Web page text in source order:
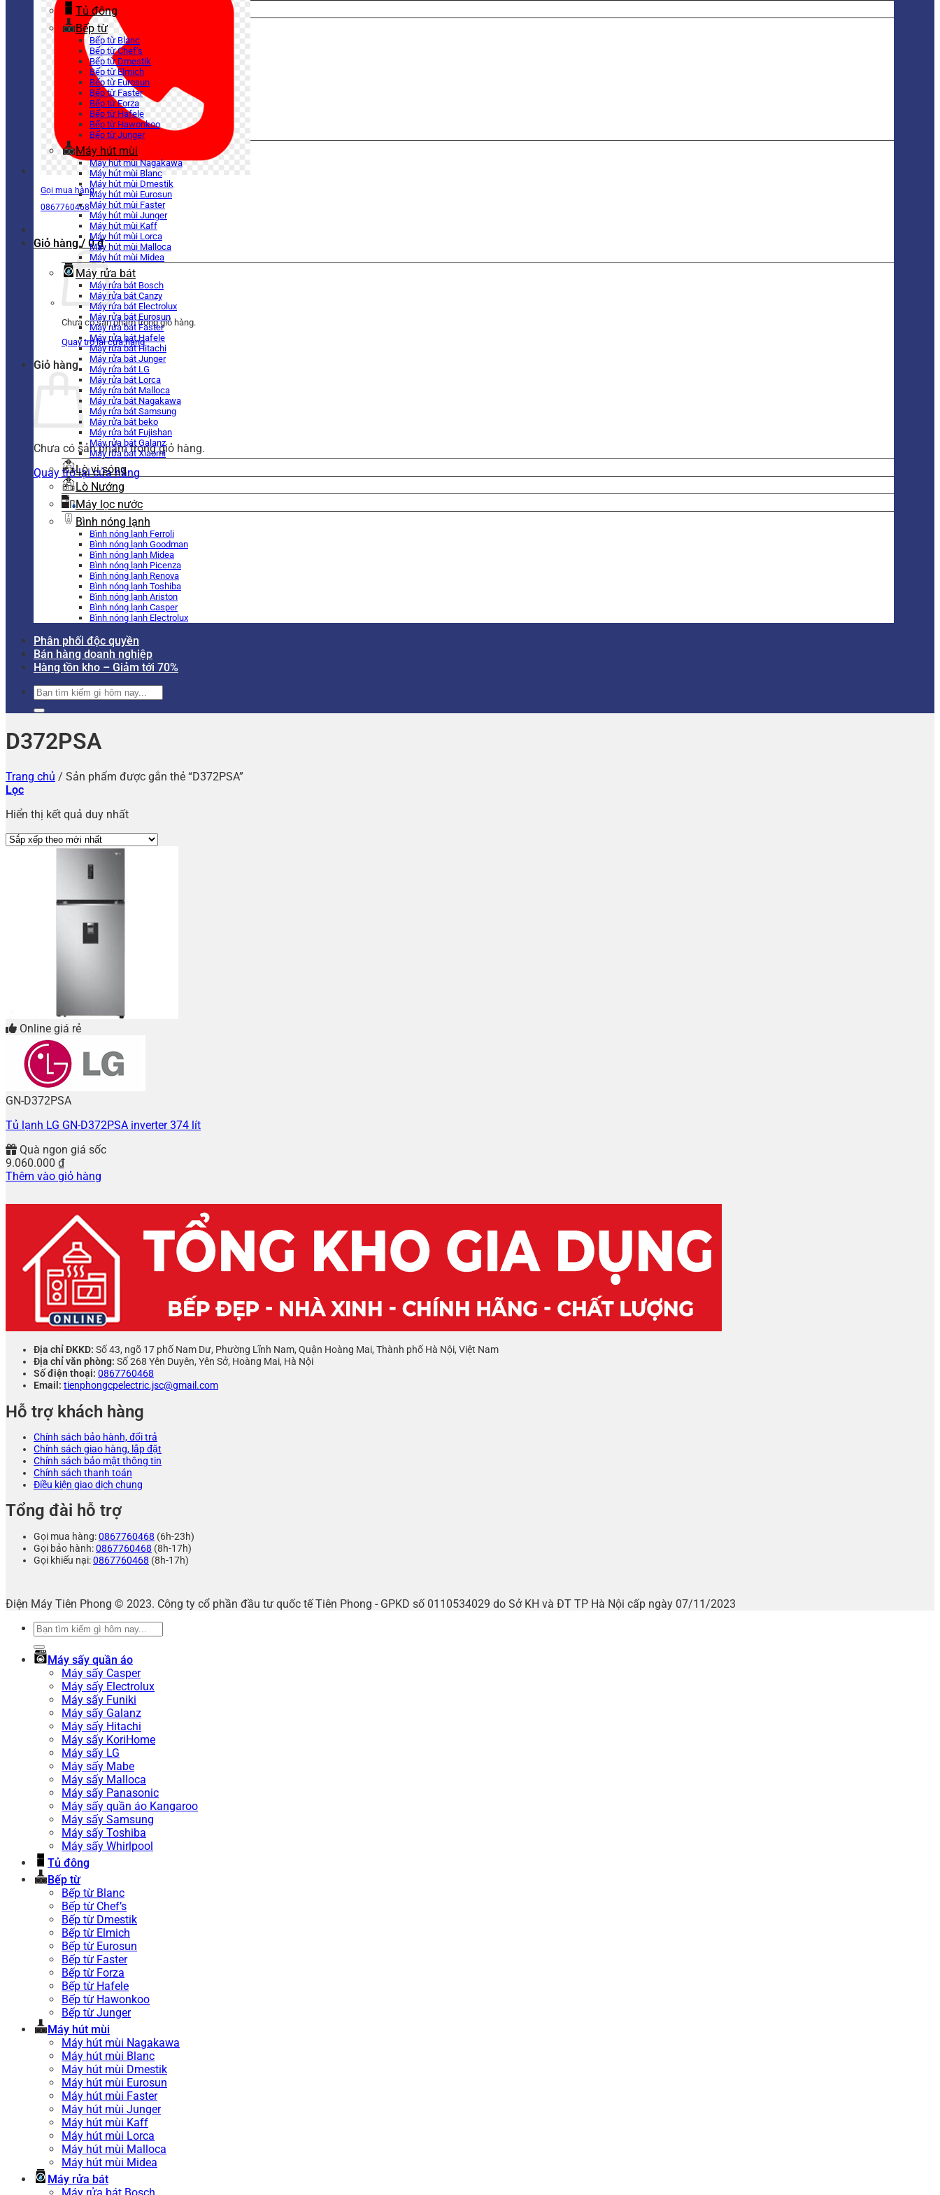
Gọi mua hàng
0867760468
Giỏ hàng / 0₫
Chưa có sản phẩm trong giỏ hàng.
Quay trở lại cửa hàng
Giỏ hàng
Chưa có sản phẩm trong giỏ hàng.
Quay trở lại cửa hàng
Tủ đông
Bếp từ
Bếp từ Blanc
Bếp từ Chef’s
Bếp từ Dmestik
Bếp từ Elmich
Bếp từ Eurosun
Bếp từ Faster
Bếp từ Forza
Bếp từ Hafele
Bếp từ Hawonkoo
Bếp từ Junger
Máy hút mùi
Máy hút mùi Nagakawa
Máy hút mùi Blanc
Máy hút mùi Dmestik
Máy hút mùi Eurosun
Máy hút mùi Faster
Máy hút mùi Junger
Máy hút mùi Kaff
Máy hút mùi Lorca
Máy hút mùi Malloca
Máy hút mùi Midea
Máy rửa bát
Máy rửa bát Bosch
Máy rửa bát Canzy
Máy rửa bát Electrolux
Máy rửa bát Eurosun
Máy rửa bát Faster
Máy rửa bát Hafele
Máy rửa bát Hitachi
Máy rửa bát Junger
Máy rửa bát LG
Máy rửa bát Lorca
Máy rửa bát Malloca
Máy rửa bát Nagakawa
Máy rửa bát Samsung
Máy rửa bát beko
Máy rửa bát Fujishan
Máy rửa bát Galanz
Máy rửa bát Xiaomi
Lò vi sóng
Lò Nướng
Máy lọc nước
Bình nóng lạnh
Bình nóng lạnh Ferroli
Bình nóng lạnh Goodman
Bình nóng lạnh Midea
Bình nóng lạnh Picenza
Bình nóng lạnh Renova
Bình nóng lạnh Toshiba
Bình nóng lạnh Ariston
Bình nóng lạnh Casper
Bình nóng lạnh Electrolux
Phân phối độc quyền
Bán hàng doanh nghiệp
Hàng tồn kho – Giảm tới 70%
Tìm
kiếm:
D372PSA
Trang chủ / Sản phẩm được gắn thẻ “D372PSA”
Lọc
Hiển thị kết quả duy nhất
Online giá rẻ
GN-D372PSA
Tủ lạnh LG GN-D372PSA inverter 374 lít
Quà ngon giá sốc
9.060.000 ₫
Thêm vào giỏ hàng
Địa chỉ ĐKKD: Số 43, ngõ 17 phố Nam Dư, Phường Lĩnh Nam, Quận Hoàng Mai, Thành phố Hà Nội, Việt Nam
Địa chỉ văn phòng: Số 268 Yên Duyên, Yên Sở, Hoàng Mai, Hà Nội
Số điện thoại: 0867760468
Email: tienphongcpelectric.jsc@gmail.com
Hỗ trợ khách hàng
Chính sách bảo hành, đổi trả
Chính sách giao hàng, lắp đặt
Chính sách bảo mật thông tin
Chính sách thanh toán
Điều kiện giao dịch chung
Tổng đài hỗ trợ
Gọi mua hàng:0867760468 (6h-23h)
Gọi bảo hành:0867760468 (8h-17h)
Gọi khiếu nại:0867760468 (8h-17h)
Điện Máy Tiên Phong © 2023. Công ty cổ phần đầu tư quốc tế Tiên Phong - GPKD số 0110534029 do Sở KH và ĐT TP Hà Nội cấp ngày 07/11/2023
Tìm
Máy sấy quần áo
Máy sấy Casper
Máy sấy Electrolux
Máy sấy Funiki
Máy sấy Galanz
Máy sấy Hitachi
Máy sấy KoriHome
Máy sấy LG
Máy sấy Mabe
Máy sấy Malloca
Máy sấy Panasonic
Máy sấy quần áo Kangaroo
Máy sấy Samsung
Máy sấy Toshiba
Máy sấy Whirlpool
Tủ đông
Bếp từ
Bếp từ Blanc
Bếp từ Chef’s
Bếp từ Dmestik
Bếp từ Elmich
Bếp từ Eurosun
Bếp từ Faster
Bếp từ Forza
Bếp từ Hafele
Bếp từ Hawonkoo
Bếp từ Junger
Máy hút mùi
Máy hút mùi Nagakawa
Máy hút mùi Blanc
Máy hút mùi Dmestik
Máy hút mùi Eurosun
Máy hút mùi Faster
Máy hút mùi Junger
Máy hút mùi Kaff
Máy hút mùi Lorca
Máy hút mùi Malloca
Máy hút mùi Midea
Máy rửa bát